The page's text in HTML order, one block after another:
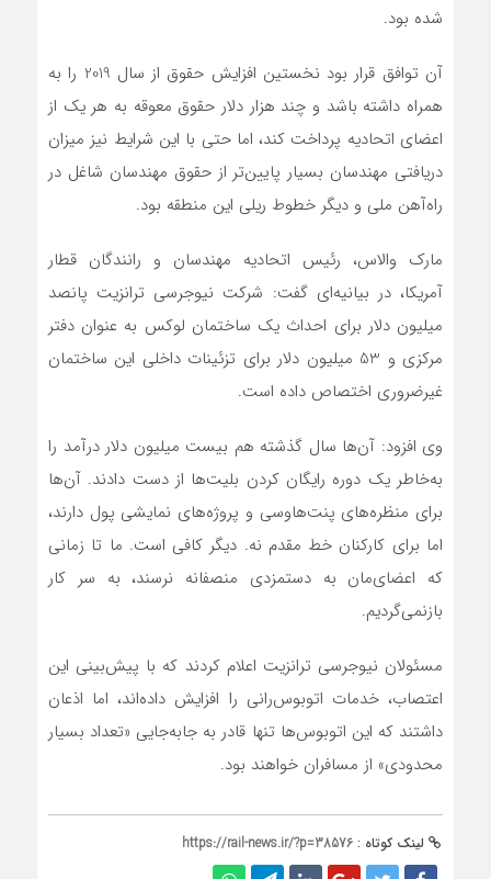
شده بود.
آن توافق قرار بود نخستین افزایش حقوق از سال 2019 را به
همراه داشته باشد و چند هزار دلار حقوق معوقه به هر یک از
اعضای اتحادیه پرداخت کند، اما حتی با این شرایط نیز میزان
دریافتی مهندسان بسیار پایین‌تر از حقوق مهندسان شاغل در
راه‌آهن ملی و دیگر خطوط ریلی این منطقه بود.
مارک والاس، رئیس اتحادیه مهندسان و رانندگان قطار
آمریکا، در بیانیه‌ای گفت: شرکت نیوجرسی ترانزیت پانصد
میلیون دلار برای احداث یک ساختمان لوکس به عنوان دفتر
مرکزی و 53 میلیون دلار برای تزئینات داخلی این ساختمان
غیرضروری اختصاص داده است.
وی افزود: آن‌ها سال گذشته هم بیست میلیون دلار درآمد را
به‌خاطر یک دوره رایگان کردن بلیت‌ها از دست دادند. آن‌ها
برای منظره‌های پنت‌هاوسی و پروژه‌های نمایشی پول دارند،
اما برای کارکنان خط مقدم نه. دیگر کافی است. ما تا زمانی
که اعضای‌مان به دستمزدی منصفانه نرسند، به سر کار
بازنمی‌گردیم.
مسئولان نیوجرسی ترانزیت اعلام کردند که با پیش‌بینی این
اعتصاب، خدمات اتوبوس‌رانی را افزایش داده‌اند، اما اذعان
داشتند که این اتوبوس‌ها تنها قادر به جابه‌جایی «تعداد بسیار
محدودی» از مسافران خواهند بود.
لینک کوتاه : https://rail-news.ir/?p=38576